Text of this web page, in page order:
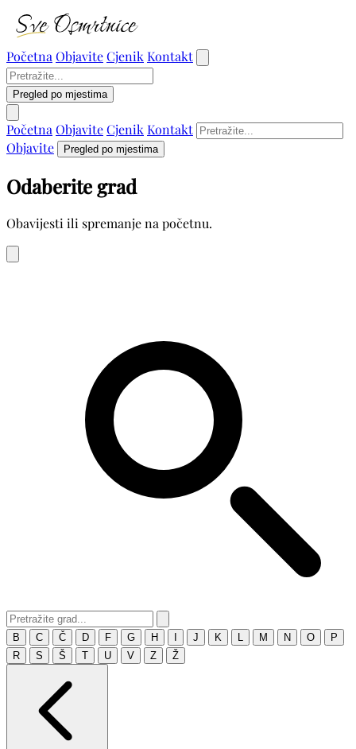
Početna ObjaviteCjenik Kontakt
Pregled po mjestima
Početna ObjaviteCjenik Kontakt
Objavite
Pregled po mjestima
Odaberite grad
Obavijesti ili spremanje na početnu.
B C Č D F G H J K M N O
P
R
S Š T U V Z Ž